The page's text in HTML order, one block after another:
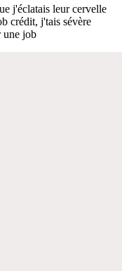
j'éclatais leur cervelle
crédit, j'tais sévère
une job